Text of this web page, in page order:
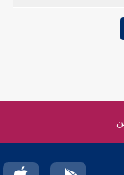
، وللمالكية
: لم
كافرا :